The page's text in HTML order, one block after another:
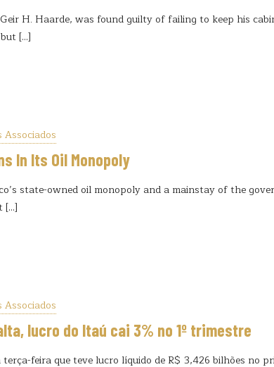
H. Haarde, was found guilty of failing to keep his
[…]
Associados
In Its Oil Monopoly
state-owned oil monopoly and a mainstay of the
[…]
Associados
lucro do Itaú cai 3% no 1º trimestre
feira que teve lucro líquido de R$ 3,426 bilhões no